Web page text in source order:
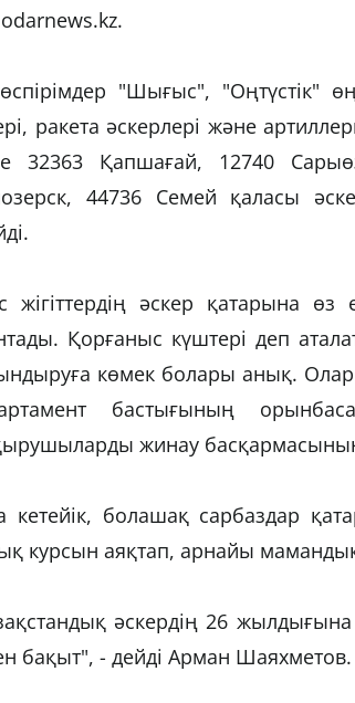
"Шығыс", "Оңтүстік"
ракета әскерлері және
32363 Қапшағай, 12740
44736 Семей қаласы
жігіттердің әскер қатарына өз
Қорғаныс күштері деп
көмек болары анық.
бастығының
жинау
кетейік, болашақ сарбаздар
курсын аяқтап, арнайы
әскердің 26
бақыт", - дейді Арман Шаяхметов.